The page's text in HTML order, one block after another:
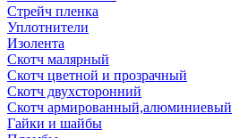
Стрейч пленка
Уплотнители
Изолента
Скотч малярный
Скотч цветной и прозрачный
Скотч двухсторонний
Скотч армированный,алюминиевый
Гайки и шайбы